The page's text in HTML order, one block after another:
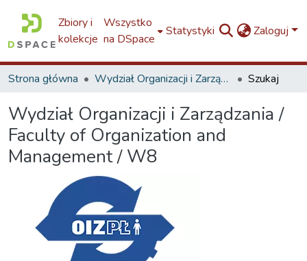
Zbiory i
kolekcje
Wszystko
na DSpace
Statystyki Zaloguj
Strona główna Wydział Organizacji i Zarządzania / Faculty of Organization and Management / W8 Szukaj
Wydział Organizacji i Zarządzania /
Faculty of Organization and
Management / W8